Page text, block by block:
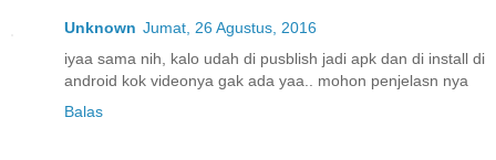
Unknown Jumat, 26 Agustus, 2016
iyaa sama nih, kalo udah di pusblish jadi apk dan di install di
android kok videonya gak ada yaa.. mohon penjelasn nya
Balas